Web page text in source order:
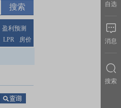
盈利预测
LPR 房价
自选
消息
搜索